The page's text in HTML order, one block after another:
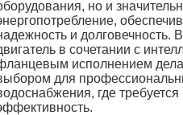
но и
и
в сочетании с
исполнением
для
где